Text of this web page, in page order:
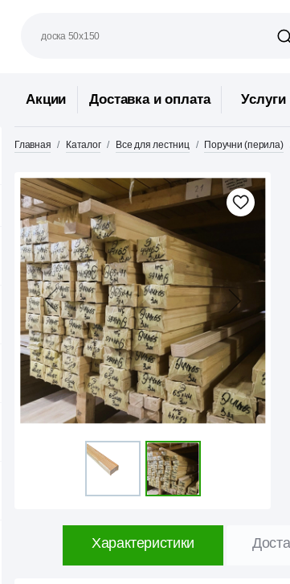
Акции Доставка и оплата Услуги
Главная Каталог Все для лестниц Поручни (перила)
Характеристики